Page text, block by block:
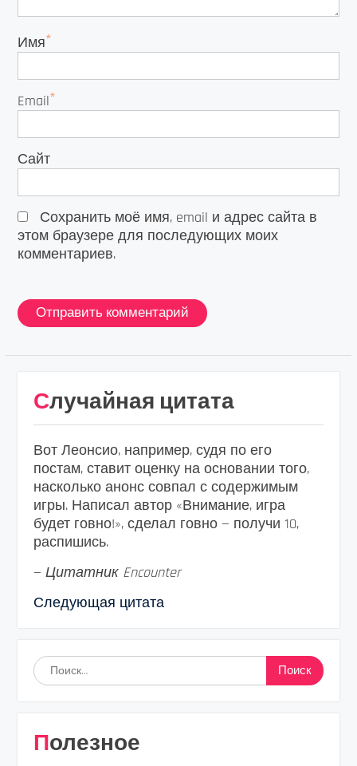
Имя*
Email*
Сайт
Сохранить моё имя, email и адрес сайта в
этом браузере для последующих моих
комментариев.
Случайная цитата
Вот Леонсио, например, судя по его
постам, ставит оценку на основании того,
насколько анонс совпал с содержимым
игры. Написал автор «Внимание, игра
будет говно!», сделал говно — получи 10,
распишись.
— Цитатник Encounter
Следующая цитата
Найти:
Полезное